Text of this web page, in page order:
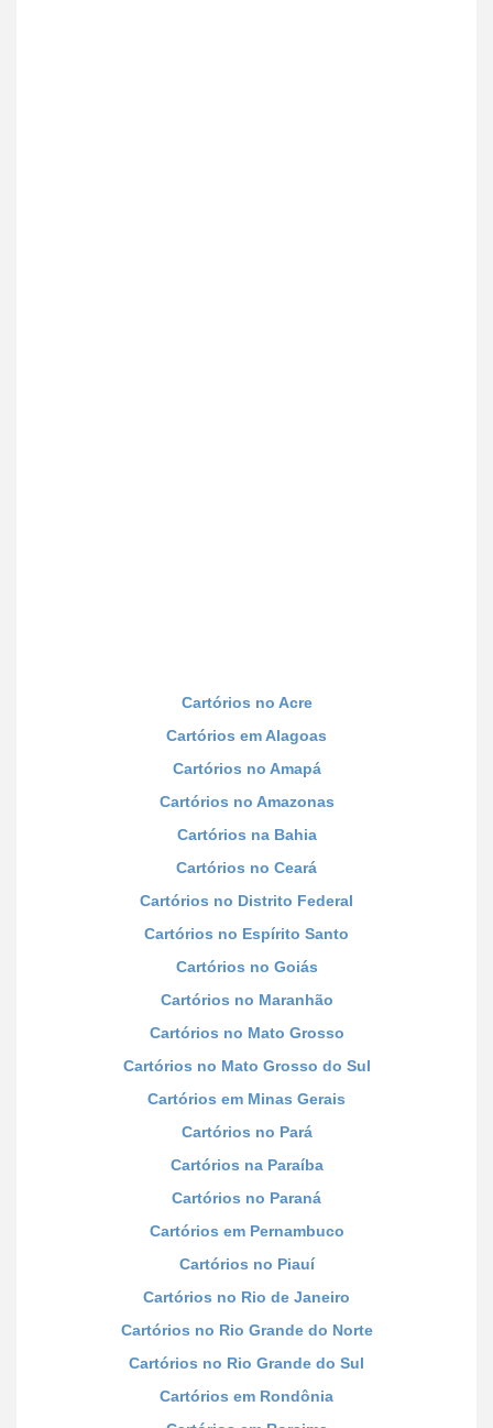
Cartórios no Acre
Cartórios em Alagoas
Cartórios no Amapá
Cartórios no Amazonas
Cartórios na Bahia
Cartórios no Ceará
Cartórios no Distrito Federal
Cartórios no Espírito Santo
Cartórios no Goiás
Cartórios no Maranhão
Cartórios no Mato Grosso
Cartórios no Mato Grosso do Sul
Cartórios em Minas Gerais
Cartórios no Pará
Cartórios na Paraíba
Cartórios no Paraná
Cartórios em Pernambuco
Cartórios no Piauí
Cartórios no Rio de Janeiro
Cartórios no Rio Grande do Norte
Cartórios no Rio Grande do Sul
Cartórios em Rondônia